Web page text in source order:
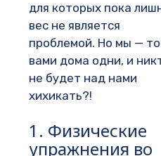
для которых пока
вес не является
проблемой. Но мы —
вами дома одни, и
не будет над нами
хихикать?!
1. Физические
упражнения во